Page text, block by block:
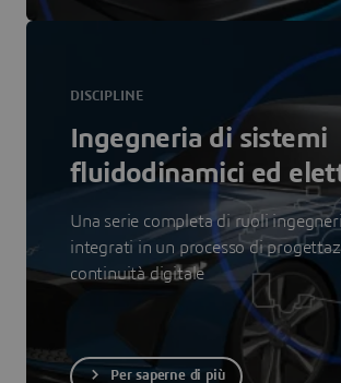
DISCIPLINE
Ingegneria di sistemi
fluidodinamici ed
Una serie completa di ruoli
integrati in un processo di
continuità digitale
Per saperne di più